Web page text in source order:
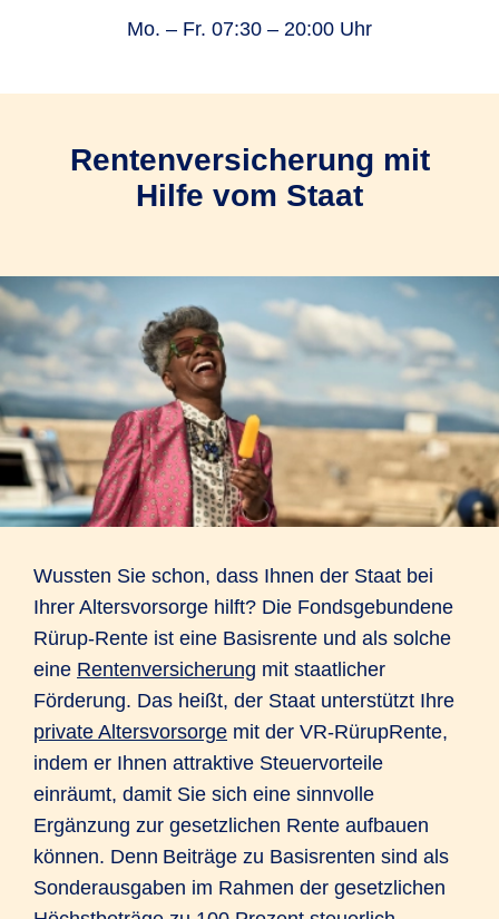
Mo. – Fr. 07:30 – 20:00 Uhr
Rentenversicherung mit
Hilfe vom Staat
Wussten Sie schon, dass Ihnen der Staat bei
Ihrer Altersvorsorge hilft? Die Fondsgebundene
Rürup-Rente ist eine Basisrente und als solche
eine Rentenversicherung mit staatlicher
Förderung. Das heißt, der Staat unterstützt Ihre
private Altersvorsorge mit der VR-RürupRente,
indem er Ihnen attraktive Steuervorteile
einräumt, damit Sie sich eine sinnvolle
Ergänzung zur gesetzlichen Rente aufbauen
können. Denn Beiträge zu Basisrenten sind als
Sonderausgaben im Rahmen der gesetzlichen